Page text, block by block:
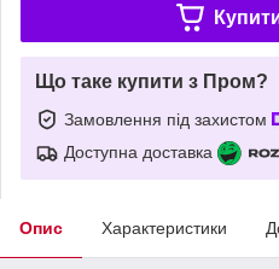
Що таке купити з Пром?
Замовлення під захистом
Доступна доставка
Опис Характеристики